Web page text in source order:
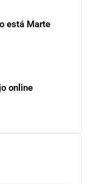
está Marte
online